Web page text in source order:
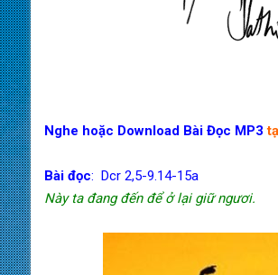
Nghe hoặc Download Bài Đọc MP3
Bài đọc: Dcr 2,5-9.14-15a
Này ta đang đến để ở lại giữ ngươi.